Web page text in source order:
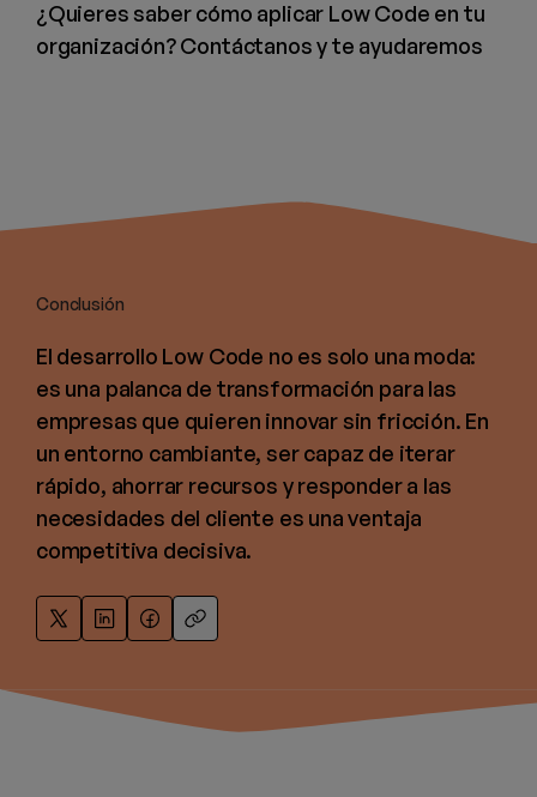
¿Quieres saber cómo aplicar Low Code en tu
organización? Contáctanos y te ayudaremos
Conclusión
El desarrollo Low Code no es solo una moda:
es una palanca de transformación para las
empresas que quieren innovar sin fricción. En
un entorno cambiante, ser capaz de iterar
rápido, ahorrar recursos y responder a las
necesidades del cliente es una ventaja
competitiva decisiva.